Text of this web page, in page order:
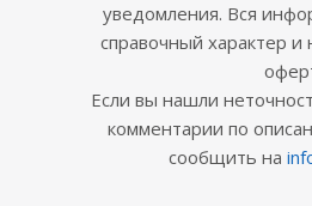
уведомления. Вся
справочный характер и
Если вы нашли
комментарии по
сообщить на